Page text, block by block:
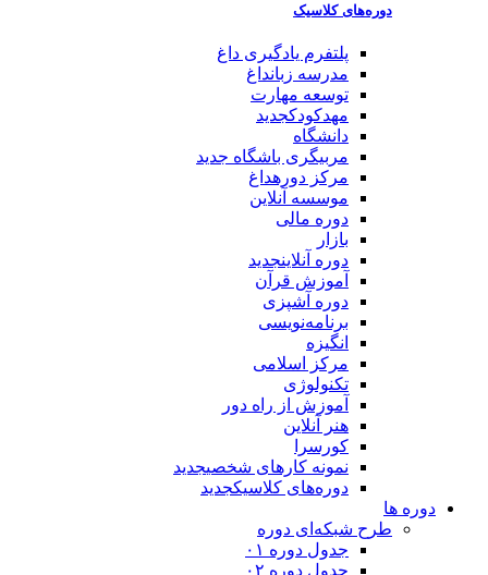
دوره‌های کلاسیک
پلتفرم یادگیریداغ
مدرسه زبانداغ
توسعه مهارت
مهدکودکجدید
دانشگاه
مربیگری باشگاهجدید
مرکز دوره داغ
موسسه آنلاین
دوره مالی
بازار
دوره آنلاین جدید
آموزش قرآن
دوره آشپزی
برنامه‌نویسی
انگیزه
مرکز اسلامی
تکنولوژی
آموزش از راه دور
هنر آنلاین
کورسرا
نمونه کارهای شخصیجدید
دوره‌های کلاسیکجدید
دوره ها
طرح شبکه‌ای دوره
جدول دوره ۰۱
جدول دوره ۰۲